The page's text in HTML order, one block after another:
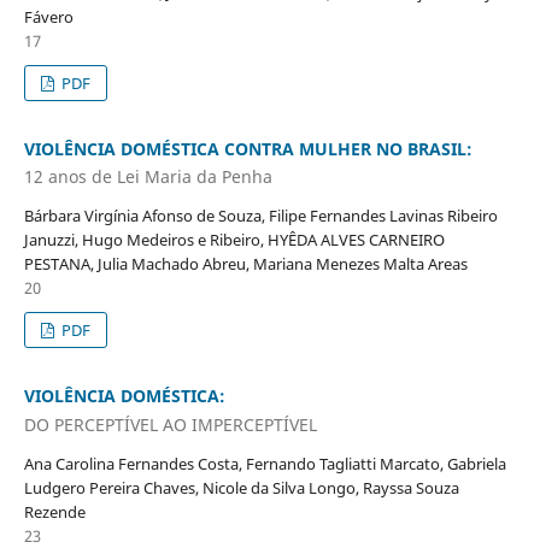
Fávero
17
PDF
VIOLÊNCIA DOMÉSTICA CONTRA MULHER NO BRASIL:
12 anos de Lei Maria da Penha
Bárbara Virgínia Afonso de Souza, Filipe Fernandes Lavinas Ribeiro
Januzzi, Hugo Medeiros e Ribeiro, HYÊDA ALVES CARNEIRO
PESTANA, Julia Machado Abreu, Mariana Menezes Malta Areas
20
PDF
VIOLÊNCIA DOMÉSTICA:
DO PERCEPTÍVEL AO IMPERCEPTÍVEL
Ana Carolina Fernandes Costa, Fernando Tagliatti Marcato, Gabriela
Ludgero Pereira Chaves, Nicole da Silva Longo, Rayssa Souza
Rezende
23